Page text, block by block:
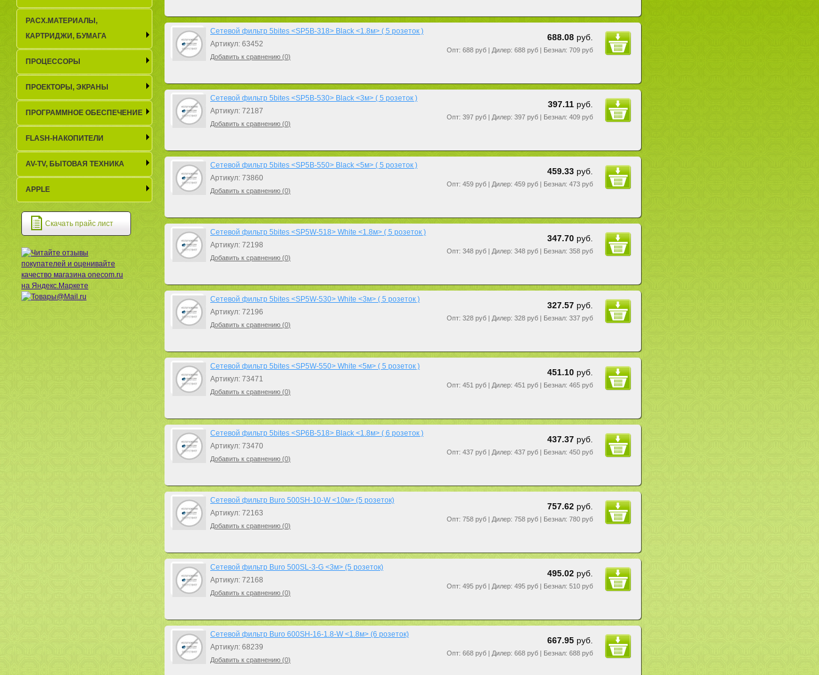
Сетевой фильтр 5bites <SP5B-318> Black <1.8м> ( 5 розеток )
Артикул: 63452
Добавить к сравнению (0)
688.08 руб.
Опт: 688 руб | Дилер: 688 руб | Безнал: 709 руб
Сетевой фильтр 5bites <SP5B-530> Black <3м> ( 5 розеток )
Артикул: 72187
Добавить к сравнению (0)
397.11 руб.
Опт: 397 руб | Дилер: 397 руб | Безнал: 409 руб
Сетевой фильтр 5bites <SP5B-550> Black <5м> ( 5 розеток )
Артикул: 73860
Добавить к сравнению (0)
459.33 руб.
Опт: 459 руб | Дилер: 459 руб | Безнал: 473 руб
Сетевой фильтр 5bites <SP5W-518> White <1.8м> ( 5 розеток )
Артикул: 72198
Добавить к сравнению (0)
347.70 руб.
Опт: 348 руб | Дилер: 348 руб | Безнал: 358 руб
Сетевой фильтр 5bites <SP5W-530> White <3м> ( 5 розеток )
Артикул: 72196
Добавить к сравнению (0)
327.57 руб.
Опт: 328 руб | Дилер: 328 руб | Безнал: 337 руб
Сетевой фильтр 5bites <SP5W-550> White <5м> ( 5 розеток )
Артикул: 73471
Добавить к сравнению (0)
451.10 руб.
Опт: 451 руб | Дилер: 451 руб | Безнал: 465 руб
Сетевой фильтр 5bites <SP6B-518> Black <1.8м> ( 6 розеток )
Артикул: 73470
Добавить к сравнению (0)
437.37 руб.
Опт: 437 руб | Дилер: 437 руб | Безнал: 450 руб
Сетевой фильтр Buro 500SH-10-W <10м> (5 розеток)
Артикул: 72163
Добавить к сравнению (0)
757.62 руб.
Опт: 758 руб | Дилер: 758 руб | Безнал: 780 руб
Сетевой фильтр Buro 500SL-3-G <3м> (5 розеток)
Артикул: 72168
Добавить к сравнению (0)
495.02 руб.
Опт: 495 руб | Дилер: 495 руб | Безнал: 510 руб
Сетевой фильтр Buro 600SH-16-1.8-W <1.8м> (6 розеток)
Артикул: 68239
Добавить к сравнению (0)
667.95 руб.
Опт: 668 руб | Дилер: 668 руб | Безнал: 688 руб
РАСХ.МАТЕРИАЛЫ,
КАРТРИДЖИ, БУМАГА
ПРОЦЕССОРЫ
ПРОЕКТОРЫ, ЭКРАНЫ
ПРОГРАММНОЕ ОБЕСПЕЧЕНИЕ
FLASH-НАКОПИТЕЛИ
AV-TV, БЫТОВАЯ ТЕХНИКА
APPLE
Скачать прайс лист